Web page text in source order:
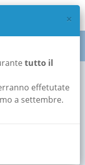
Lazio
notturne o ti
da
esame in
liste di
prezzi nel
×
tutto il
effetutate
a settembre.